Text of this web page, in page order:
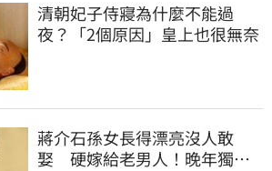
清朝妃子侍寢為什麼不能過
夜？「2個原因」皇上也很無奈
蔣介石孫女長得漂亮沒人敢
娶 硬嫁給老男人！晚年獨守